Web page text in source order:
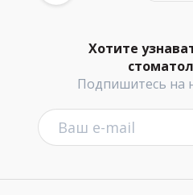
Хотите
Подпишитесь на